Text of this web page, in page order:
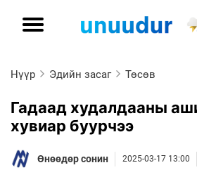
Нүүр Эдийн засаг Төсөв
Гадаад худалдааны
хувиар буурчээ
Өнөөдөр сонин 2025-03-17 13:00